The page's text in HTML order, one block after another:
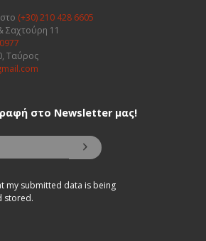
(+30) 210 428 6605
Σαχτούρη 11
Ταύρος
στο Newsletter μας!
my submitted data is being
stored.